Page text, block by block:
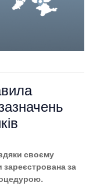
своєму
за